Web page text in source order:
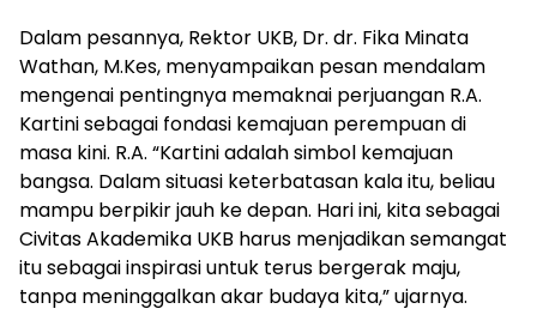
Dalam pesannya, Rektor UKB, Dr. dr. Fika Minata
Wathan, M.Kes, menyampaikan pesan mendalam
mengenai pentingnya memaknai perjuangan R.A.
Kartini sebagai fondasi kemajuan perempuan di
masa kini. R.A. “Kartini adalah simbol kemajuan
bangsa. Dalam situasi keterbatasan kala itu, beliau
mampu berpikir jauh ke depan. Hari ini, kita sebagai
Civitas Akademika UKB harus menjadikan semangat
itu sebagai inspirasi untuk terus bergerak maju,
tanpa meninggalkan akar budaya kita,” ujarnya.